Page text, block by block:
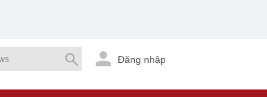
Đăng nhập